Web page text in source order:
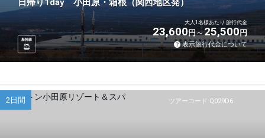
日帰り1day 小田原・箱根（関西地区発）
新幹線
大人1名様あたり 旅行代金
23,600円 25,500円
表示旅行代金について
ツアーコード Q029D6
2日間